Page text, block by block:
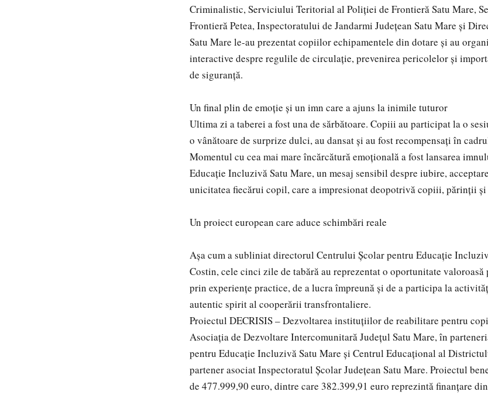
Criminalistic, Serviciului Teritorial al Poliției de Frontieră Satu Mare,
Frontieră Petea, Inspectoratului de Jandarmi Județean Satu Mare și
Satu Mare le-au prezentat copiilor echipamentele din dotare și au
interactive despre regulile de circulație, prevenirea pericolelor și
de siguranță.
Un final plin de emoție și un imn care a ajuns la inimile tuturor
Ultima zi a taberei a fost una de sărbătoare. Copiii au participat la o
o vânătoare de surprize dulci, au dansat și au fost recompensați în
Momentul cu cea mai mare încărcătură emoțională a fost lansarea
Educație Incluzivă Satu Mare, un mesaj sensibil despre iubire,
unicitatea fiecărui copil, care a impresionat deopotrivă copiii, părinții
Un proiect european care aduce schimbări reale
Așa cum a subliniat directorul Centrului Școlar pentru Educație
Costin, cele cinci zile de tabără au reprezentat o oportunitate
prin experiențe practice, de a lucra împreună și de a participa la
autentic spirit al cooperării transfrontaliere.
Proiectul DECRISIS – Dezvoltarea instituțiilor de reabilitare pentru
Asociația de Dezvoltare Intercomunitară Județul Satu Mare, în
pentru Educație Incluzivă Satu Mare și Centrul Educațional al
partener asociat Inspectoratul Școlar Județean Satu Mare. Proiectul
de 477.999,90 euro, dintre care 382.399,91 euro reprezintă finanțare